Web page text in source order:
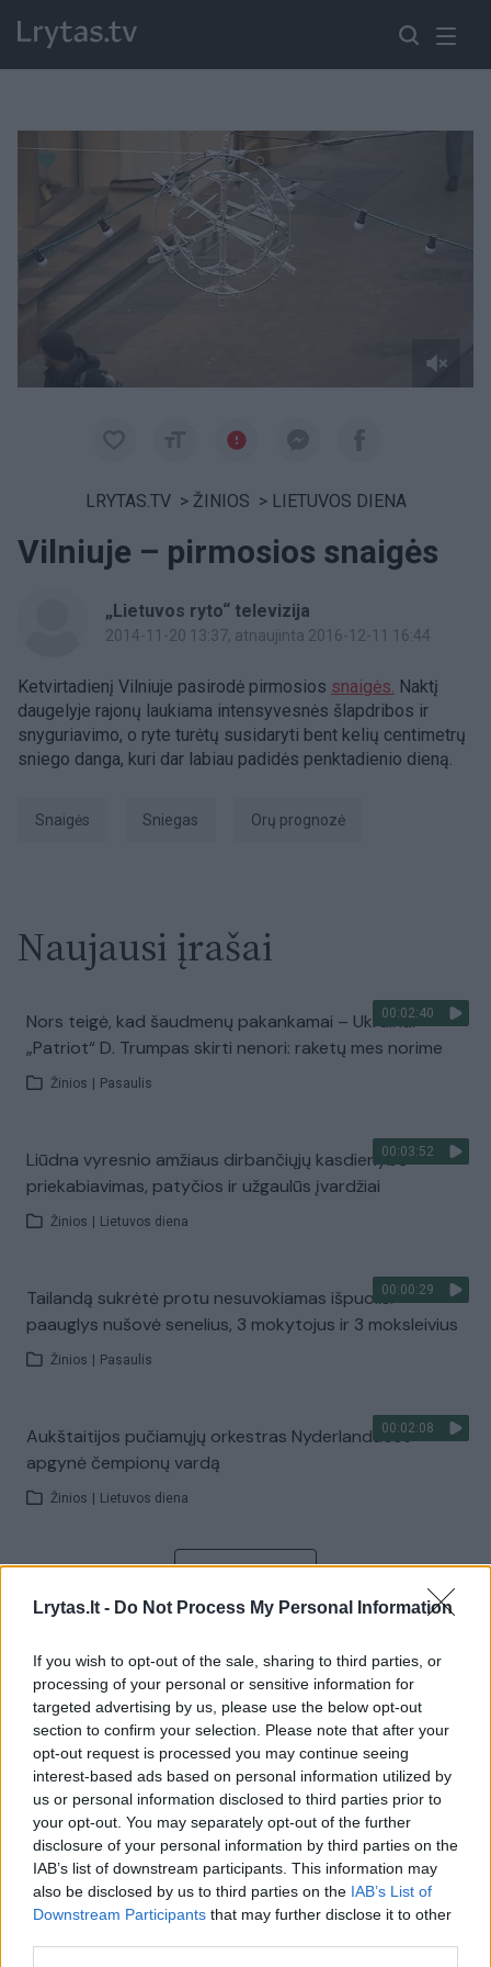
Lrytas.lt - Do Not Process My Personal Information
If you wish to opt-out of the sale, sharing to third parties, or
processing of your personal or sensitive information for
targeted advertising by us, please use the below opt-out
section to confirm your selection. Please note that after your
opt-out request is processed you may continue seeing
interest-based ads based on personal information utilized by
us or personal information disclosed to third parties prior to
your opt-out. You may separately opt-out of the further
disclosure of your personal information by third parties on the
IAB’s list of downstream participants. This information may
also be disclosed by us to third parties on the IAB’s List of
Downstream Participants that may further disclose it to other
LRYTAS.TV > ŽINIOS > LIETUVOS DIENA
Vilniuje – pirmosios snaigės
„Lietuvos ryto“ televizija
2014-11-20 13:37, atnaujinta 2016-12-11 16:44
Ketvirtadienį Vilniuje pasirodė pirmosios snaigės. Naktį
daugelyje rajonų laukiama intensyvesnės šlapdribos ir
snyguriavimo, o ryte turėtų susidaryti bent kelių centimetrų
sniego danga, kuri dar labiau padidės penktadienio dieną.
snaigės Sniegas Orų prognozė
Naujausi įrašai
00:02:40
Nors teigė, kad šaudmenų pakankamai – Ukrainai
„Patriot“ D. Trumpas skirti nenori: raketų mes norime
Žinios Pasaulis
00:03:52
Liūdna vyresnio amžiaus dirbančiųjų kasdienybė –
priekabiavimas, patyčios ir užgaulūs įvardžiai
Žinios Lietuvos diena
00:00:29
Tailandą sukrėtė protu nesuvokiamas išpuolis:
paauglys nušovė senelius, 3 mokytojus ir 3 moksleivius
Žinios Pasaulis
00:02:08
Aukštaitijos pučiamųjų orkestras Nyderlanduose
apgynė čempionų vardą
Žinios Lietuvos diena
Visi įrašai
Žiūrimiausi įrašai
00:00:30
Vaizdai iš tragiškos avarijos Vilniaus r.: dviejų moterų ir
vaiko gyvybių išgelbėti nepavyko
Žinios Lietuvos diena
00:00:57
Savaitės vidurys nusimato karštas: temperatūra kils iki
32 laipsnių šilumos